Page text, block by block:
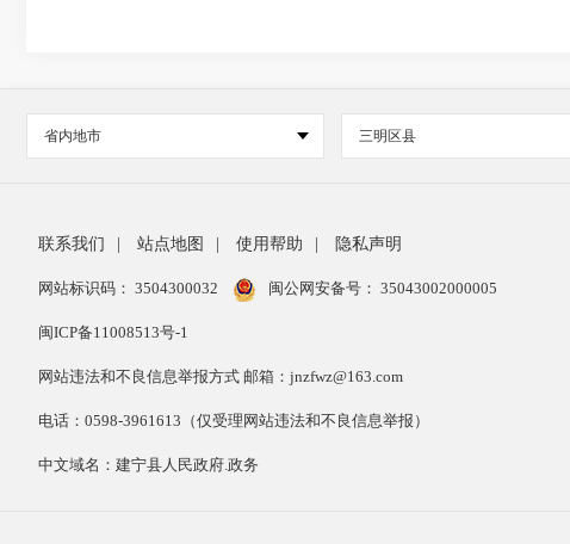
省内地市 三明区县
联系我们 站点地图 使用帮助 隐私声明
网站标识码： 3504300032 闽公网安备号： 35043002000005
闽ICP备11008513号-1
网站违法和不良信息举报方式 邮箱：jnzfwz@163.com
电话：0598-3961613（仅受理网站违法和不良信息举报）
中文域名：建宁县人民政府.政务